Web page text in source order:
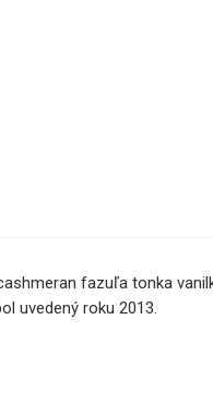
fazuľa tonka
uvedený roku 2013.